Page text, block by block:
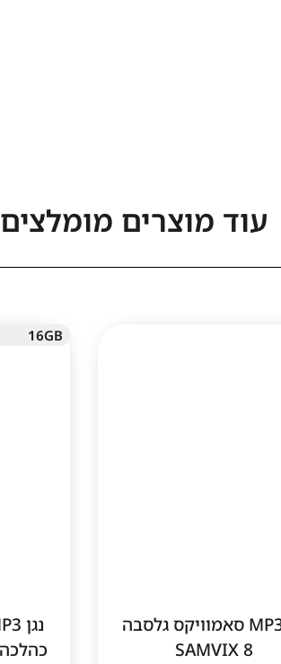
עוד מוצרים מומלצים
נגן MP3 סאמוויקס גלסבה
SAMVIX 8
16GB